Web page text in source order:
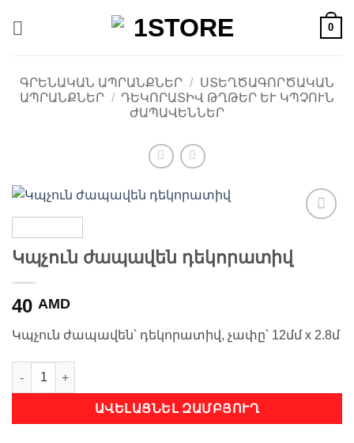
0
ԳՐԵՆԱԿԱՆ ԱՊՐԱՆՔՆԵՐ / ՍՏԵՂԾԱԳՈՐԾԱԿԱՆ
ԱՊՐԱՆՔՆԵՐ / ԴԵԿՈՐԱՏԻՎ ԹՂԹԵՐ ԵՒ ԿՊՉՈՒՆ Ժ
ԱՊԱՎԵՆՆԵՐ
հավանածների
ցանկ
Կպչուն ժապավեն դեկորատիվ
40 AMD
Կպչուն ժապավեն՝ դեկորատիվ, չափը՝ 12մմ x 2.8մ
Կպչուն ժապավեն դեկորատիվ quantity
ԱՎԵԼԱՑՆԵԼ ԶԱՄԲՅՈՒՂ